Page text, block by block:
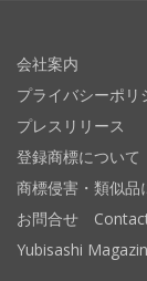
会社案内
プライバシーポリ
プレスリリース
登録商標について
商標侵害・類似品
お問合せ
Yubisashi